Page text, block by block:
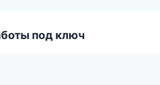
под ключ